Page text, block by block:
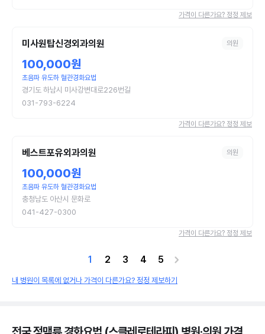
가격이 다른가요? 정정 제보
미사원탑신경외과의원 의원
100,000원
초음파 유도하 혈관경화요법
경기도 하남시 미사강변대로226번길
031-793-6224
가격이 다른가요? 정정 제보
베스트포유외과의원 의원
100,000원
초음파 유도하 혈관경화요법
충청남도 아산시 문화로
041-427-0300
가격이 다른가요? 정정 제보
1 2 3 4 5
내 병원이 목록에 없거나 가격이 다른가요? 정정 제보하기